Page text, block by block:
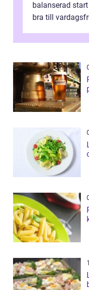
balanserad
bra till